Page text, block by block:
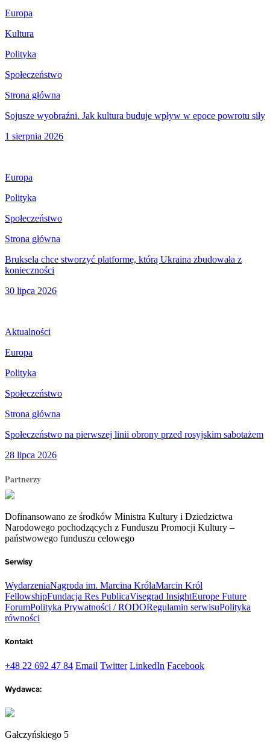
Europa
Kultura
Polityka
Społeczeństwo
Strona główna
Sojusze wyobraźni. Jak kultura buduje wpływ w epoce powrotu siły
1 sierpnia 2026
Europa
Polityka
Społeczeństwo
Strona główna
Bruksela chce stworzyć platformę, którą Ukraina zbudowała z
konieczności
30 lipca 2026
Aktualności
Europa
Polityka
Społeczeństwo
Strona główna
Społeczeństwo na pierwszej linii obrony przed rosyjskim sabotażem
28 lipca 2026
Partnerzy
Dofinansowano ze środków Ministra Kultury i Dziedzictwa
Narodowego pochodzących z Funduszu Promocji Kultury –
państwowego funduszu celowego
Serwisy
WydarzeniaNagroda im. Marcina KrólaMarcin Król
FellowshipFundacja Res PublicaVisegrad InsightEurope Future
ForumPolityka Prywatności / RODORegulamin serwisuPolityka
równości
Kontakt
+48 22 692 47 84 Email Twitter LinkedIn Facebook
Wydawca:
Gałczyńskiego 5